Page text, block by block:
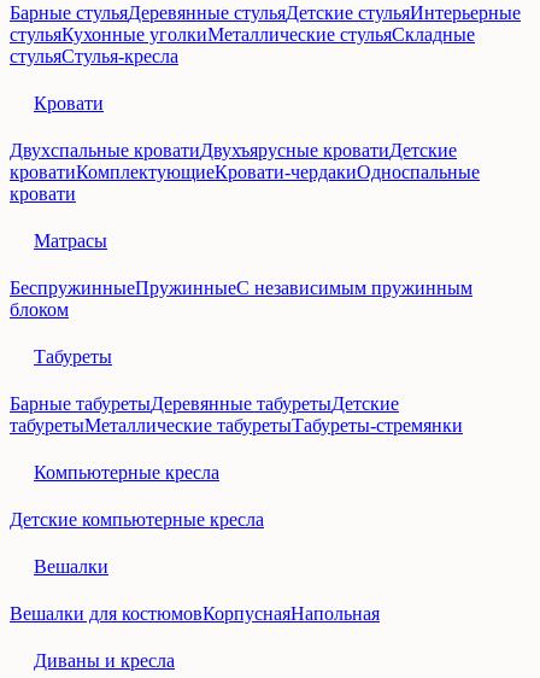
Барные стульяДеревянные стульяДетские стульяИнтерьерные
стульяКухонные уголкиМеталлические стульяСкладные
стульяСтулья-кресла
Кровати
Двухспальные кроватиДвухъярусные кроватиДетские
кроватиКомплектующиеКровати-чердакиОдноспальные
кровати
Матрасы
БеспружинныеПружинныеС независимым пружинным
блоком
Табуреты
Барные табуретыДеревянные табуретыДетские
табуретыМеталлические табуретыТабуреты-стремянки
Компьютерные кресла
Детские компьютерные кресла
Вешалки
Вешалки для костюмовКорпуснаяНапольная
Диваны и кресла